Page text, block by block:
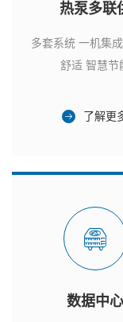
热泵多联
多套系统 一机集成车,健康
舒适 智慧
了解更
数据中心